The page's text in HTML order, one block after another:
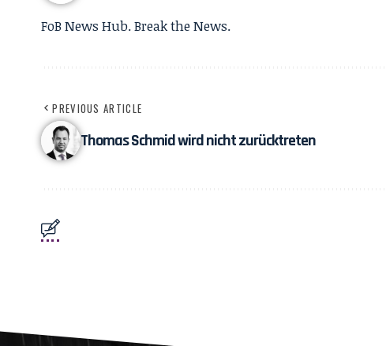
FoB News Hub. Break the News.
PREVIOUS ARTICLE
Thomas Schmid wird nicht zurücktreten